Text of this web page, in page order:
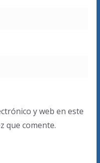
y web en este
que comente.